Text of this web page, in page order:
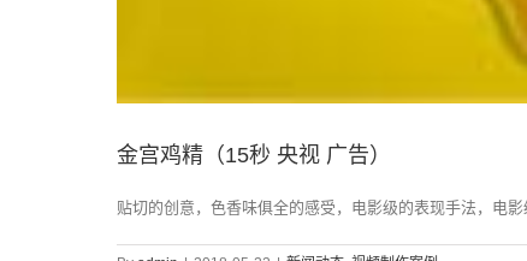
金宫鸡精（15秒 央视 广告）
贴切的创意，色香味俱全的感受，电影级的表现手法，电